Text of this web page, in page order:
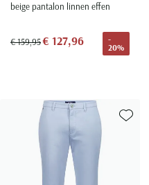
beige pantalon linnen effen
€ 159,95€ 127,96
-
20%
aan favorieten